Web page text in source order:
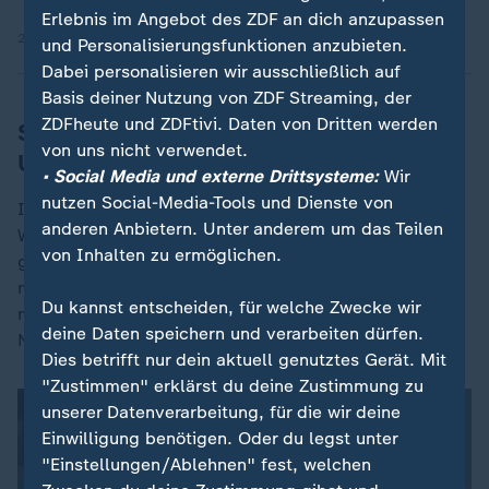
22.01.2026 | 0:40 min
Schweres Lawinenunglück auch in den
USA
Im US-Bundesstaat Kalifornien sind mindestens acht
Wintersportlerbei einem Lawinenunglück ums Leben
gekommen. Ein weiterer Skifahrer wurde am Mittwoch
noch vermisst, wie die Polizei von Nevada County
mitteilte. Der Gouverneur von Kalifornien, Gavin
Newsom, sprach von einer "entsetzlichen Tragödie".
Erlebnis im Angebot des ZDF an dich anzupassen
und Personalisierungsfunktionen anzubieten.
Dabei personalisieren wir ausschließlich auf
Basis deiner Nutzung von ZDF Streaming, der
ZDFheute und ZDFtivi. Daten von Dritten werden
von uns nicht verwendet.
• Social Media und externe Drittsysteme:Wir
nutzen Social-Media-Tools und Dienste von
anderen Anbietern. Unter anderem um das Teilen
von Inhalten zu ermöglichen.
Du kannst entscheiden, für welche Zwecke wir
deine Daten speichern und verarbeiten dürfen.
Dies betrifft nur dein aktuell genutztes Gerät. Mit
"Zustimmen" erklärst du deine Zustimmung zu
unserer Datenverarbeitung, für die wir deine
Einwilligung benötigen. Oder du legst unter
"Einstellungen/Ablehnen" fest, welchen